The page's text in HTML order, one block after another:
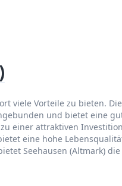
viele Vorteile zu bieten.
und bietet eine
einer attraktiven
eine hohe
Seehausen (Altmark)